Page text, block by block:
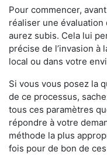
Pour commencer,
réaliser une évaluation
aurez subis. Cela lui
précise de l’invasion
local ou dans votre
Si vous vous posez la
de ce processus,
tous ces paramètres
répondre à votre
méthode la plus
fois pour de bon de